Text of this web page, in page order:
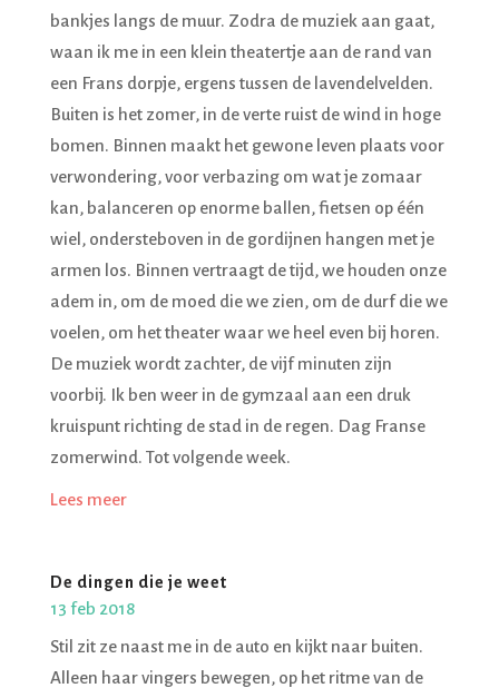
bankjes langs de muur. Zodra de muziek aan gaat,
waan ik me in een klein theatertje aan de rand van
een Frans dorpje, ergens tussen de lavendelvelden.
Buiten is het zomer, in de verte ruist de wind in hoge
bomen. Binnen maakt het gewone leven plaats voor
verwondering, voor verbazing om wat je zomaar
kan, balanceren op enorme ballen, fietsen op één
wiel, ondersteboven in de gordijnen hangen met je
armen los. Binnen vertraagt de tijd, we houden onze
adem in, om de moed die we zien, om de durf die we
voelen, om het theater waar we heel even bij horen.
De muziek wordt zachter, de vijf minuten zijn
voorbij. Ik ben weer in de gymzaal aan een druk
kruispunt richting de stad in de regen. Dag Franse
zomerwind. Tot volgende week.
Lees meer
De dingen die je weet
13 feb 2018
Stil zit ze naast me in de auto en kijkt naar buiten.
Alleen haar vingers bewegen, op het ritme van de